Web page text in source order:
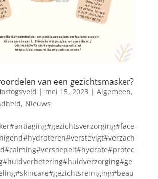
van een gezichtsmasker?
| mei 15, 2023 | Algemeen,
, Nieuws